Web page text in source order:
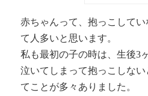
赤ちゃんって、抱っこして
て人多いと思います。
私も最初の子の時は、生後3
泣いてしまって抱っこしな
てことが多々ありました。